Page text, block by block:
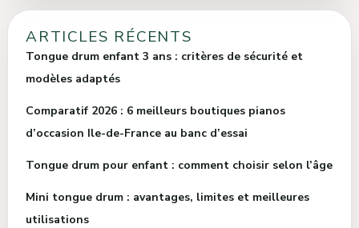
ARTICLES RÉCENTS
Tongue drum enfant 3 ans : critères de sécurité et
modèles adaptés
Comparatif 2026 : 6 meilleurs boutiques pianos
d’occasion Ile-de-France au banc d’essai
Tongue drum pour enfant : comment choisir selon l’âge
Mini tongue drum : avantages, limites et meilleures
utilisations